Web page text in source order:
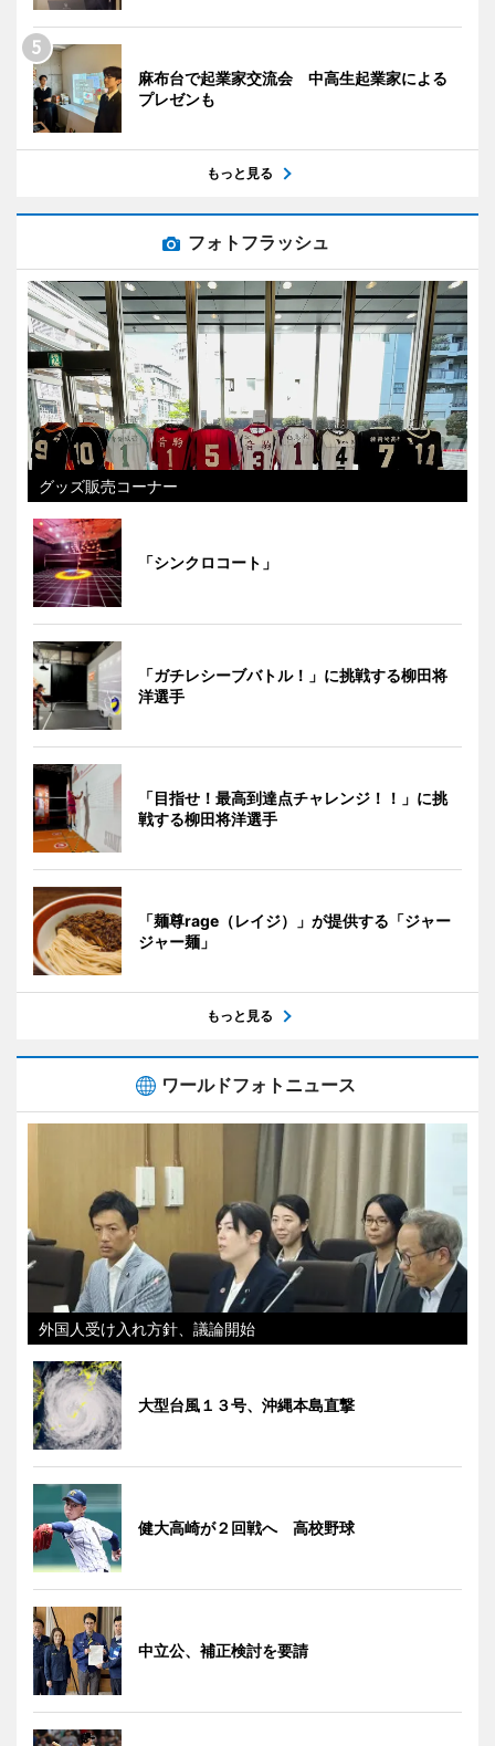
麻布台で起業家交流会 中高生起業家による
プレゼンも
もっと見る
フォトフラッシュ
グッズ販売コーナー
「シンクロコート」
「ガチレシーブバトル！」に挑戦する柳田将
洋選手
「目指せ！最高到達点チャレンジ！！」に挑
戦する柳田将洋選手
「麺尊rage（レイジ）」が提供する「ジャー
ジャー麺」
もっと見る
ワールドフォトニュース
外国人受け入れ方針、議論開始
大型台風１３号、沖縄本島直撃
健大高崎が２回戦へ 高校野球
中立公、補正検討を要請